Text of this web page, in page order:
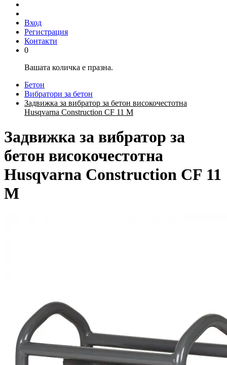
Вход
Регистрация
Контакти
0
Вашата количка е празна.
Бетон
Вибратори за бетон
Задвижка за вибратор за бетон високочестотна
Husqvarna Construction CF 11 M
Задвижка за вибратор за
бетон високочестотна
Husqvarna Construction CF 11
M